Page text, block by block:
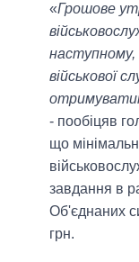
«Грошове
наступному,
військової
- пообіцяв
що
завдання в
Об'єднаних
грн.